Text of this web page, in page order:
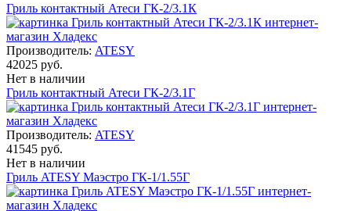
Гриль контактный Атеси ГК-2/3.1К
Производитель: ATESY
42025 руб.
Нет в наличии
Гриль контактный Атеси ГК-2/3.1Г
Производитель: ATESY
41545 руб.
Нет в наличии
Гриль ATESY Маэстро ГК-1/1.55Г